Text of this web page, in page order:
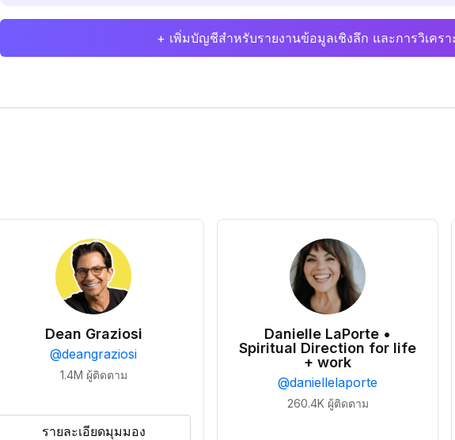
+ เพิ่มบัญชีสำหรับรายงานข้อมูลเชิงลึก และการวิเครา
Dean Graziosi
@deangraziosi
1.4M ผู้ติดตาม
รายละเอียดมุมมอง
Danielle LaPorte •
Spiritual Direction for life
+ work
@daniellelaporte
260.4K ผู้ติดตาม